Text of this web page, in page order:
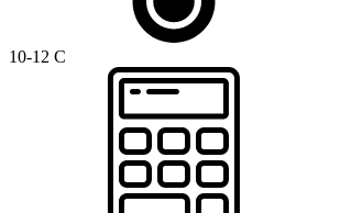
10-12 C